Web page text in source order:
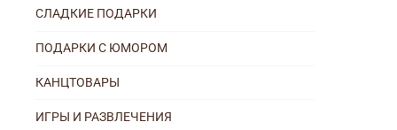
СЛАДКИЕ ПОДАРКИ
ПОДАРКИ С ЮМОРОМ
КАНЦТОВАРЫ
ИГРЫ И РАЗВЛЕЧЕНИЯ